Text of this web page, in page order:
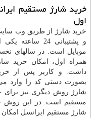
خرید شارژ مستقیم
اول
خرید شارژ از طریق وب
و پشتیبانی 24
موبایل است. در سالهای
همراه اول، امکان خرید
داشت. و کاربر پس از
بصورت دستی کد را وارد
شارژ روش دیگری نیز برای
مستقیم است. در این روش
شارژ مستقیم ایرانسل